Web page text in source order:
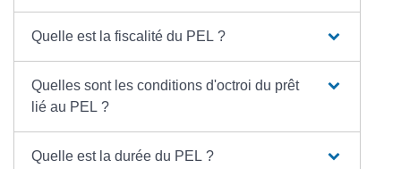
Quelle est la fiscalité du PEL ?
Quelles sont les conditions d'octroi du prêt
lié au PEL ?
Quelle est la durée du PEL ?